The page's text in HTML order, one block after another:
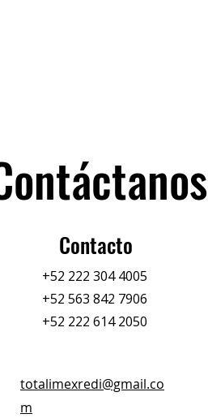
Contacto
+52 222 304 4005
+52 563 842 7906
+52 222 614 2050
totalimexredi@gmail.co
m